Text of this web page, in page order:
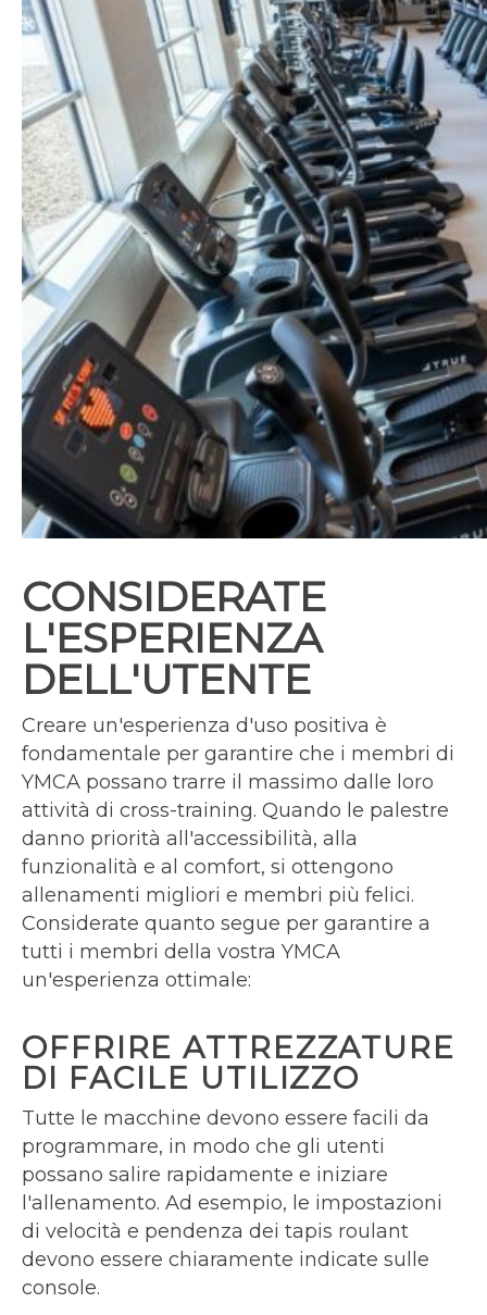
CONSIDERATE
L'ESPERIENZA
DELL'UTENTE
Creare un'esperienza d'uso positiva è
fondamentale per garantire che i membri di
YMCA possano trarre il massimo dalle loro
attività di cross-training. Quando le palestre
danno priorità all'accessibilità, alla
funzionalità e al comfort, si ottengono
allenamenti migliori e membri più felici.
Considerate quanto segue per garantire a
tutti i membri della vostra YMCA
un'esperienza ottimale:
OFFRIRE ATTREZZATURE
DI FACILE UTILIZZO
Tutte le macchine devono essere facili da
programmare, in modo che gli utenti
possano salire rapidamente e iniziare
l'allenamento. Ad esempio, le impostazioni
di velocità e pendenza dei tapis roulant
devono essere chiaramente indicate sulle
console.